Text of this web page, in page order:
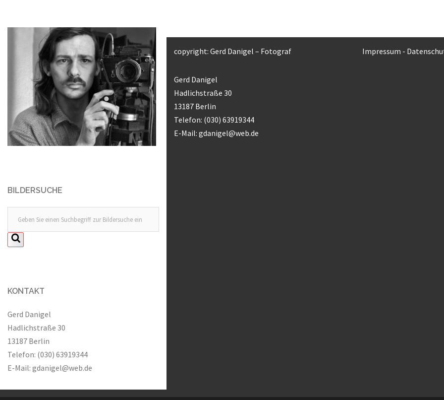
BILDERSUCHE
KONTAKT
Gerd Danigel
Hadlichstraße 30
13187 Berlin
Telefon: (030) 63919344
E-Mail: gdanigel@web.de
copyright: Gerd Danigel – Fotograf Impressum -
Gerd Danigel
Hadlichstraße 30
13187 Berlin
Telefon: (030) 63919344
E-Mail: gdanigel@web.de